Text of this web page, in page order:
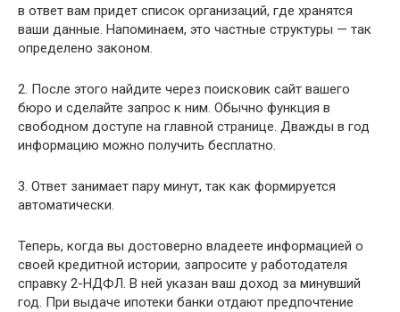
в ответ вам придет список организаций, где хранятся
ваши данные. Напоминаем, это частные структуры — так
определено законом.
2. После этого найдите через поисковик сайт вашего
бюро и сделайте запрос к ним. Обычно функция в
свободном доступе на главной странице. Дважды в год
информацию можно получить бесплатно.
3. Ответ занимает пару минут, так как формируется
автоматически.
Теперь, когда вы достоверно владеете информацией о
своей кредитной истории, запросите у работодателя
справку 2-НДФЛ. В ней указан ваш доход за минувший
год. При выдаче ипотеки банки отдают предпочтение